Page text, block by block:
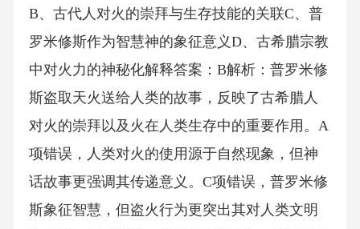
B、古代人对火的崇拜与生存技能的关联C、普
罗米修斯作为智慧神的象征意义D、古希腊宗教
中对火力的神秘化解释答案：B解析：普罗米修
斯盗取天火送给人类的故事，反映了古希腊人
对火的崇拜以及火在人类生存中的重要作用。A
项错误，人类对火的使用源于自然现象，但神
话故事更强调其传递意义。C项错误，普罗米修
斯象征智慧，但盗火行为更突出其对人类文明